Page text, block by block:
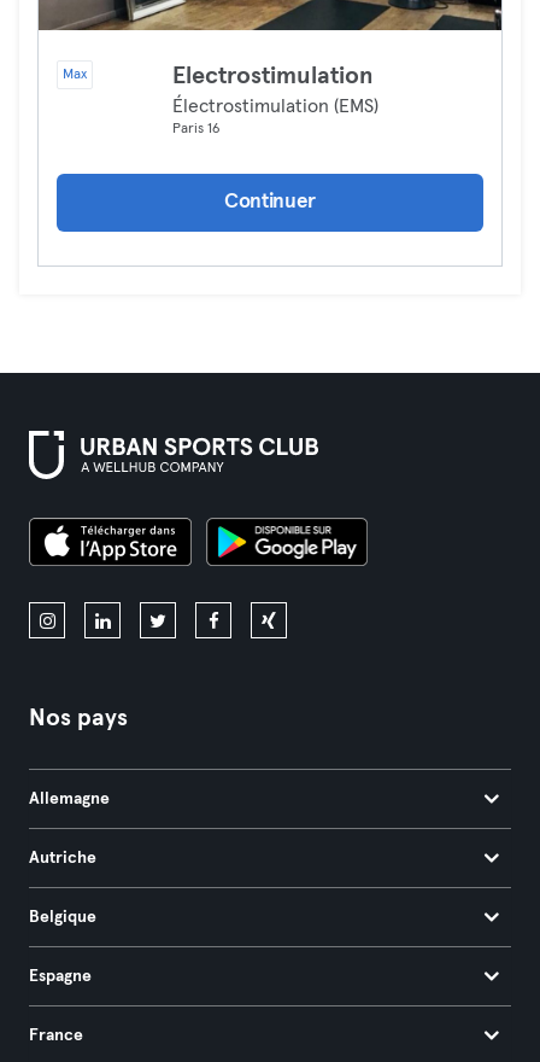
Max Electrostimulation
Électrostimulation (EMS)
Paris 16
Continuer
Nos pays
Allemagne
Autriche
Belgique
Espagne
France